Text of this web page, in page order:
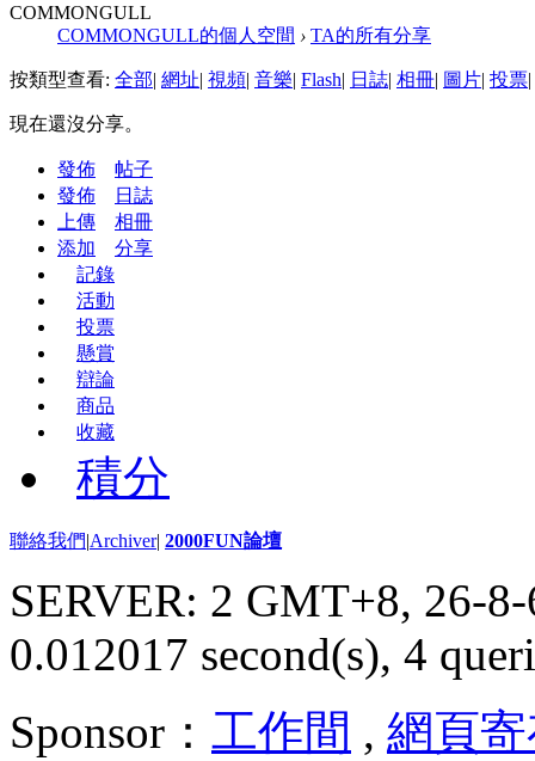
COMMONGULL
COMMONGULL的個人空間 › TA的所有分享
按類型查看: 全部| 網址| 視頻| 音樂| Flash| 日誌| 相冊| 圖片| 投票|
現在還沒分享。
發佈
帖子
發佈
日誌
上傳
相冊
添加
分享
記錄
活動
投票
懸賞
辯論
商品
收藏
積分
聯絡我們|Archiver| 2000FUN論壇
SERVER: 2 GMT+8, 26-
0.012017 second(s), 4
Sponsor： 工作間 , 網頁